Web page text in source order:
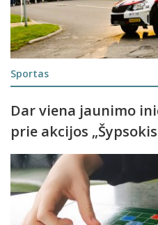
Sportas
Dar viena jaunimo
prie akcijos